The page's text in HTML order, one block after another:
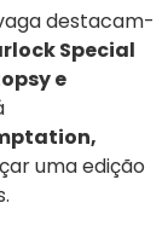
destacam-
Special
e
uma edição